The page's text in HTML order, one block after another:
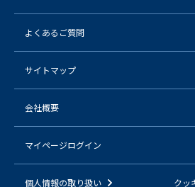
よくあるご質問
サイトマップ
会社概要
マイページログイン
個人情報の取り扱い クッ